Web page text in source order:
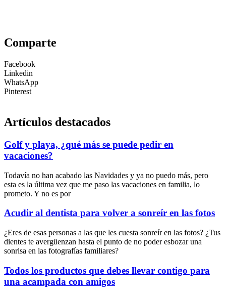
Comparte
Facebook
Linkedin
WhatsApp
Pinterest
Artículos destacados
Golf y playa, ¿qué más se puede pedir en
vacaciones?
Todavía no han acabado las Navidades y ya no puedo más, pero
esta es la última vez que me paso las vacaciones en familia, lo
prometo. Y no es por
Acudir al dentista para volver a sonreír en las fotos
¿Eres de esas personas a las que les cuesta sonreír en las fotos? ¿Tus
dientes te avergüenzan hasta el punto de no poder esbozar una
sonrisa en las fotografías familiares?
Todos los productos que debes llevar contigo para
una acampada con amigos